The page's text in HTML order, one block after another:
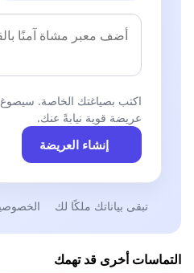
اكتب بصياغتك الخاصة. سيصوغ
عريضة قوية نيابةً عنك.
إنشاء العريضة
تبقى بياناتك ملكًا لك
التماسات أخرى قد تهمك